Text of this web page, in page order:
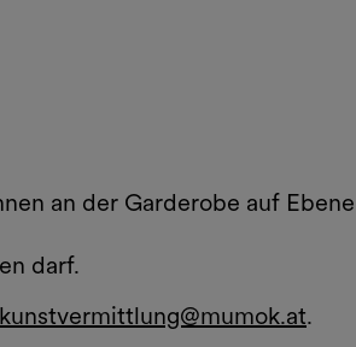
an der Garderobe auf
darf.
kunstvermittlung@mumok.at.